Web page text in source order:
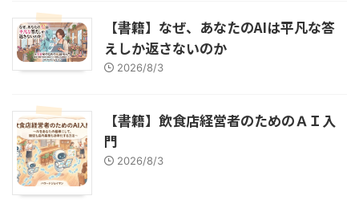
【書籍】なぜ、あなたのAIは平凡な答
えしか返さないのか
2026/8/3
【書籍】飲食店経営者のためのＡＩ入
門
2026/8/3